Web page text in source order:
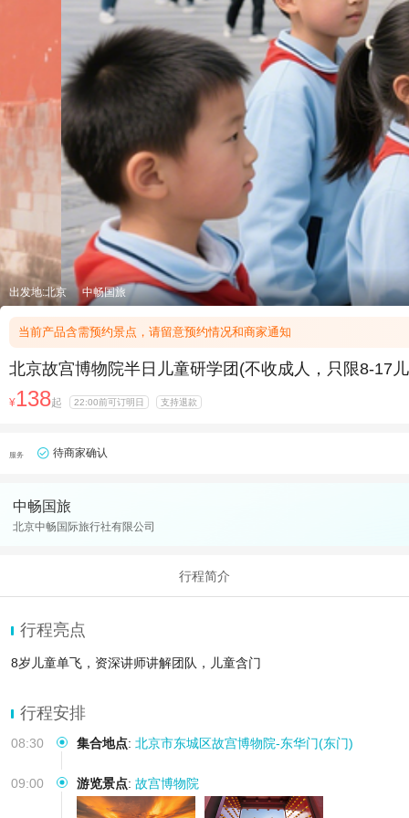
出发地:北京 中畅国旅
当前产品含需预约景点，请留意预约情况和商家通知
北京故宫博物院半日儿童研学团(不收成人，只限8-17
¥138起 22:00前可订明日 支持退款
服务 待商家确认
中畅国旅
北京中畅国际旅行社有限公司
行程简介
行程亮点
8岁儿童单飞，资深讲师讲解团队，儿童含门
行程安排
08:30 集合地点: 北京市东城区故宫博物院-东华门(东门)
09:00 游览景点: 故宫博物院